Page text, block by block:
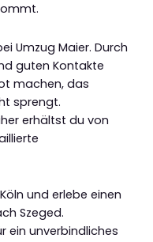
Umzug Maier. Durch
guten Kontakte
machen, das
sprengt.
erhältst du von
und erlebe einen
Szeged.
ein unverbindliches